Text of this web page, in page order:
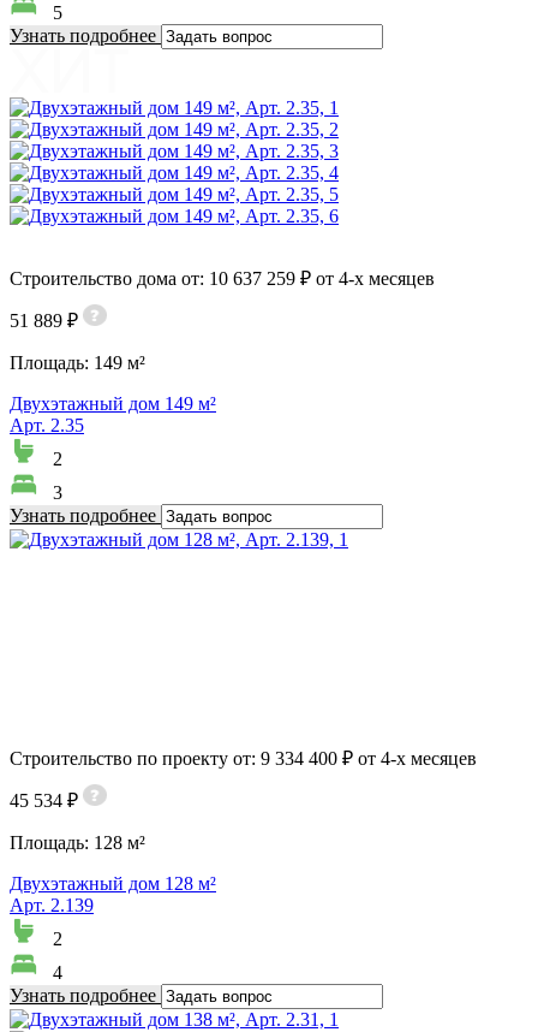
5
Узнать подробнее
Строительство дома от: 10 637 259 ₽ от 4-х месяцев
51 889 ₽
Площадь: 149 м²
Двухэтажный дом 149 м²
Арт. 2.35
2
3
Узнать подробнее
Строительство по проекту от: 9 334 400 ₽ от 4-х месяцев
45 534 ₽
Площадь: 128 м²
Двухэтажный дом 128 м²
Арт. 2.139
2
4
Узнать подробнее